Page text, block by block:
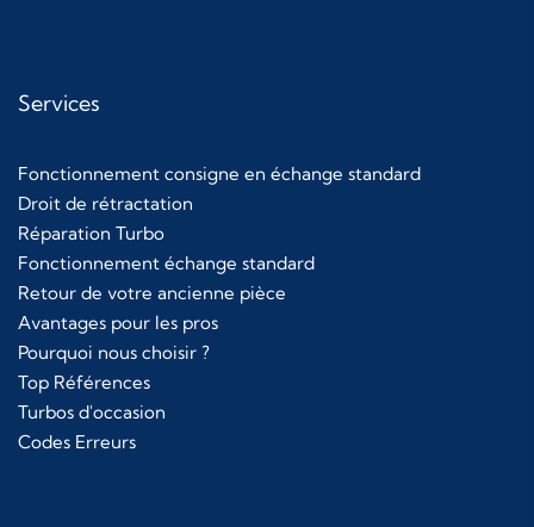
Services
Fonctionnement consigne en échange standard
Droit de rétractation
Réparation Turbo
Fonctionnement échange standard
Retour de votre ancienne pièce
Avantages pour les pros
Pourquoi nous choisir ?
Top Références
Turbos d'occasion
Codes Erreurs